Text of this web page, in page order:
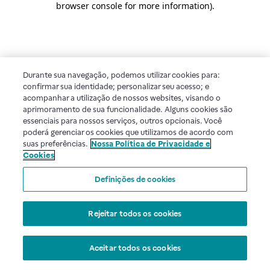
browser console for more information).
Durante sua navegação, podemos utilizar cookies para:
confirmar sua identidade; personalizar seu acesso; e
acompanhar a utilização de nossos websites, visando o
aprimoramento de sua funcionalidade. Alguns cookies são
essenciais para nossos serviços, outros opcionais. Você
poderá gerenciar os cookies que utilizamos de acordo com
suas preferências. Nossa Política de Privacidade e
Cookies
Definições de cookies
Rejeitar todos os cookies
Aceitar todos os cookies